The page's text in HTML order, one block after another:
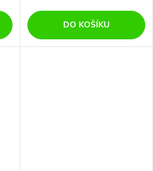
DO KOŠÍKU